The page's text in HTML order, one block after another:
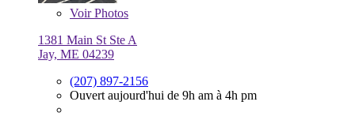
VoirPhotos
1381 Main St Ste A
Jay, ME 04239
(207) 897-2156
Ouvert aujourd'hui de 9h am à 4h pm